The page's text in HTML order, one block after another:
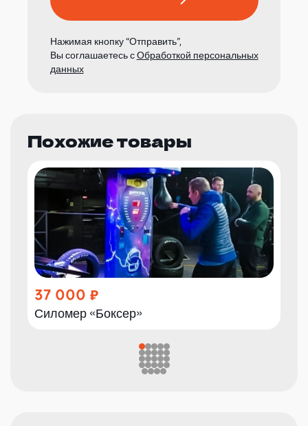
Нажимая кнопку “Отправить”,
Вы соглашаетесь сОбработкой персональных
данных
Похожие товары
37 000
Силомер «Боксер»